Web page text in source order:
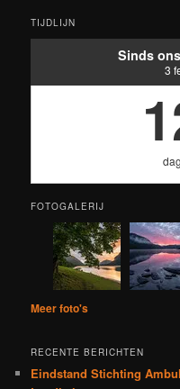
TIJDLIJN
Sinds
3
FOTOGALERIJ
Meer foto's
RECENTE BERICHTEN
Eindstand Stichting